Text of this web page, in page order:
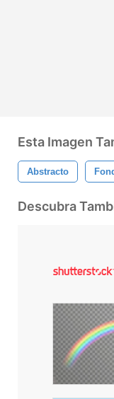
Esta Imagen
Abstracto
Descubra